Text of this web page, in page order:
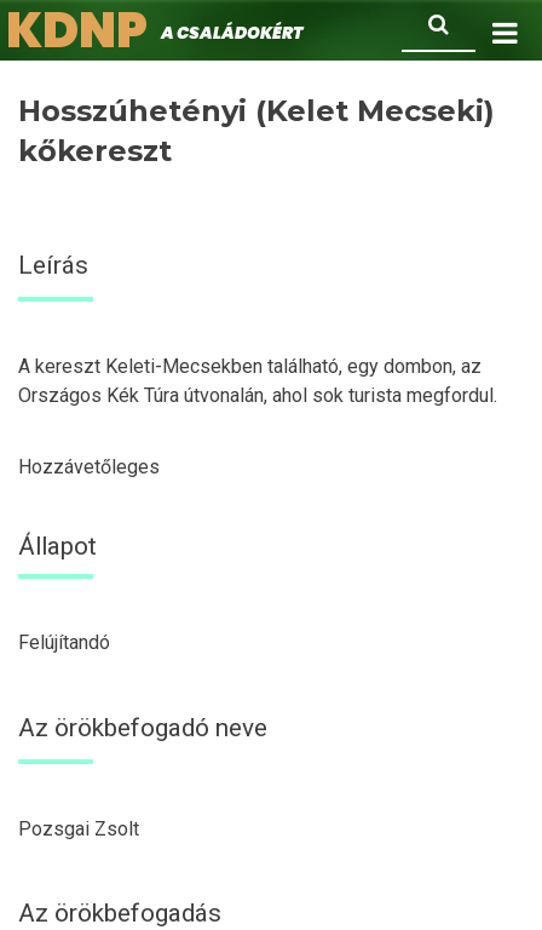
Ugrás
a
Keresés
KDNPA családokért.
Hosszúhetényi (Kelet Mecseki)
kőkereszt
Leírás
A kereszt Keleti-Mecsekben található, egy dombon, az
Országos Kék Túra útvonalán, ahol sok turista megfordul.
Hozzávetőleges
Állapot
Felújítandó
Az örökbefogadó neve
Pozsgai Zsolt
Az örökbefogadás